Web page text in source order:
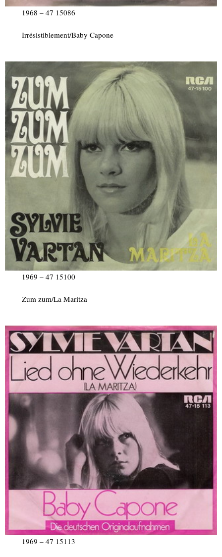
1968 – 47 15086
Irrésistiblement/Baby Capone
1969 – 47 15100
Zum zum/La Maritza
1969 – 47 15113